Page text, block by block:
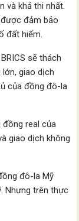
và khả thi nhất.
đảm bảo
đất hiếm.
sẽ thách
giao dịch
của đồng đô-la
đồng real của
giao dịch không
đô-la Mỹ
Nhưng trên thực